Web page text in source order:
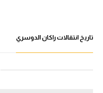
الدوري الإيطالي
تاريخ انتقالات راكان الدوسري